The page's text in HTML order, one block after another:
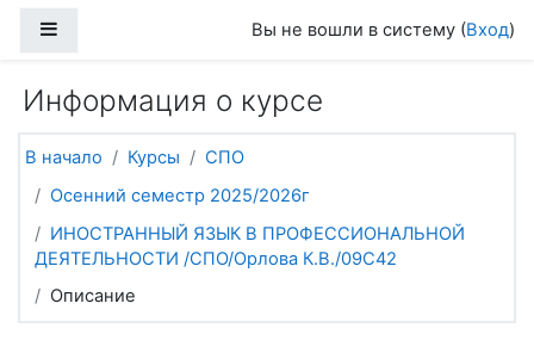
Вы не вошли в систему (Вход)
Информация о курсе
В начало Курсы
СПО
Осенний семестр 2025/2026г
ИНОСТРАННЫЙ ЯЗЫК В ПРОФЕССИОНАЛЬНОЙ
ДЕЯТЕЛЬНОСТИ /СПО/Орлова К.В./09С42
Описание